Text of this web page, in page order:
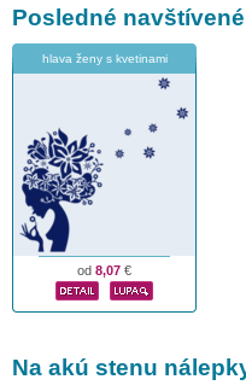
Posledné navštívené
hlava ženy s kvetinami
od 8,07 €
Na akú stenu